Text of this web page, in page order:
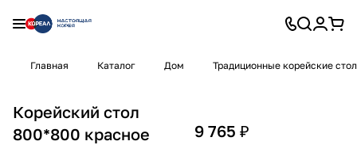
Главная Каталог Дом Традиционные корейские
Корейский стол
800*800 красное
9 765 ₽